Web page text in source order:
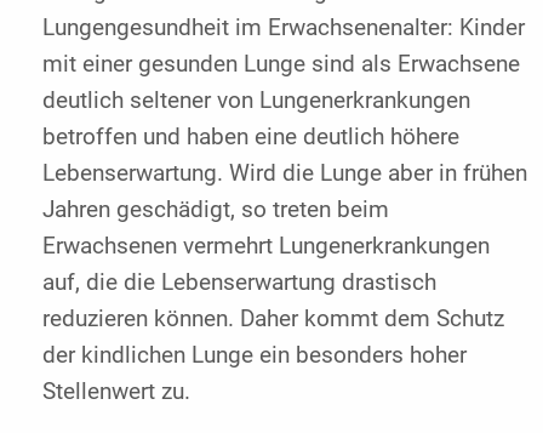
Lungengesundheit im Erwachsenenalter: Kinder
mit einer gesunden Lunge sind als Erwachsene
deutlich seltener von Lungenerkrankungen
betroffen und haben eine deutlich höhere
Lebenserwartung. Wird die Lunge aber in frühen
Jahren geschädigt, so treten beim
Erwachsenen vermehrt Lungenerkrankungen
auf, die die Lebenserwartung drastisch
reduzieren können. Daher kommt dem Schutz
der kindlichen Lunge ein besonders hoher
Stellenwert zu.